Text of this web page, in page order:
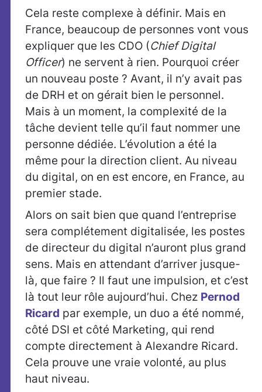
Cela reste complexe à définir. Mais en
France, beaucoup de personnes vont vous
expliquer que les CDO (Chief Digital
Officer) ne servent à rien. Pourquoi créer
un nouveau poste ? Avant, il n’y avait pas
de DRH et on gérait bien le personnel.
Mais à un moment, la complexité de la
tâche devient telle qu’il faut nommer une
personne dédiée. L’évolution a été la
même pour la direction client. Au niveau
du digital, on en est encore, en France, au
premier stade.
Alors on sait bien que quand l’entreprise
sera complétement digitalisée, les postes
de directeur du digital n’auront plus grand
sens. Mais en attendant d’arriver jusque-
là, que faire ? Il faut une impulsion, et c’est
là tout leur rôle aujourd’hui. Chez Pernod
Ricard par exemple, un duo a été nommé,
côté DSI et côté Marketing, qui rend
compte directement à Alexandre Ricard.
Cela prouve une vraie volonté, au plus
haut niveau.